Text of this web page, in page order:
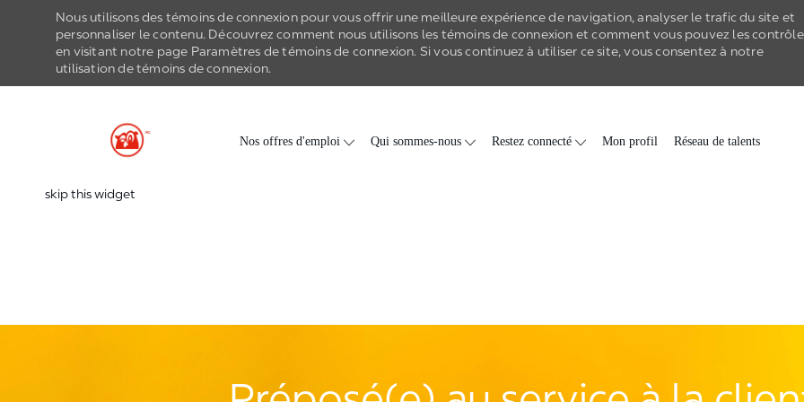
Nous utilisons des témoins de connexion pour vous offrir une meilleure expérience de navigation, analyser le trafic du site et
personnaliser le contenu. Découvrez comment nous utilisons les témoins de connexion et comment vous pouvez les
en visitant notre page Paramètres detémoins de connexion. Si vous continuez à utiliser ce site, vous consentez à notre
utilisation detémoins de connexion.
Skip to main content
Nos offres d'emploi Qui sommes-nous Restez connecté Mon profil Réseau de talents
skip this widget